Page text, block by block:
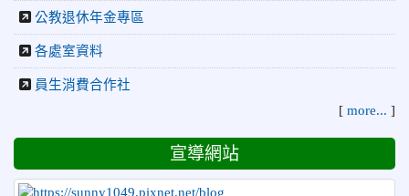
2026-01-31
榮譽
本校參加114學年度Scratch貓咪盃競賽縣
內選拔系列賽－複賽成績優異
2026-04-07
暨全國跆拳道錦標賽 榮獲佳績！
轉知財團法人董氏基金會辦理「食安
OK！TQF校園飲品繪畫比賽」，鼓勵國小三~六年級學生踴躍
2026-03-30
榮譽
114學年校內低年級英語Show and Tell成
公教退休年金專區
各處室資料
員生消費合作社
[ more... ]
宣導網站